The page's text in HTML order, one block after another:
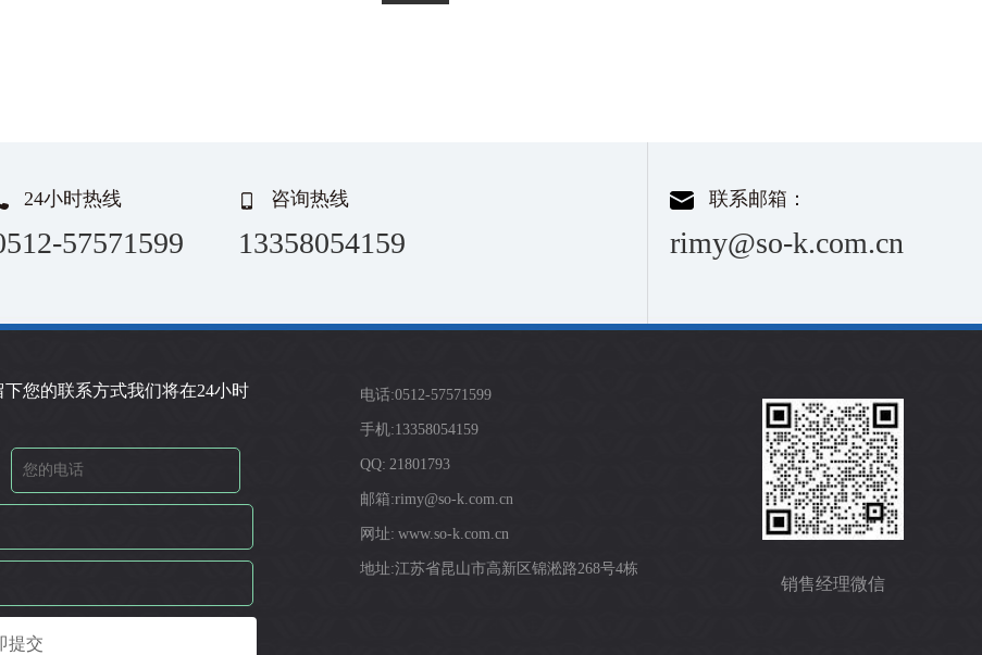
24小时热线
57571599
咨询热线
13358054159
联系邮箱：
rimy@so-k.com.cn
您的联系方式我们将在24小时
电话:0512-57571599
手机:13358054159
QQ: 21801793
邮箱:rimy@so-k.com.cn
网址: www.so-k.com.cn
地址:江苏省昆山市高新区锦淞路268号4栋
销售经理微信